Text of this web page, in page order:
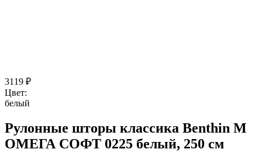
3119 ₽
Цвет:
белый
Рулонные шторы классика Benthin M
ОМЕГА СОФТ 0225 белый, 250 см